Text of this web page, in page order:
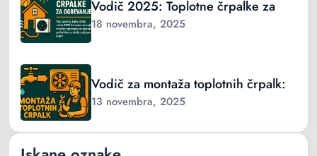
Vodič 2025: Toplotne črpalke za
18 novembra, 2025
Vodič za montaža toplotnih črpalk:
13 novembra, 2025